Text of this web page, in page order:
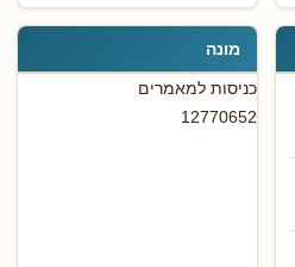
מונה
כניסות למאמרים
12770652